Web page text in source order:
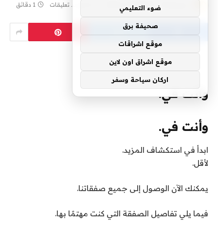
yaraa لا توجد تعليقات 1 دقائق
وأنت في.
وأنت في.
ابدأ في استكشاف المزيد.
لأقل.
يمكنك الآن الوصول إلى جميع صفقاتنا.
فيما يلي تفاصيل الصفقة التي كنت مهتمًا بها.
ضوء التعليمي
صحيفة برق
موقع اشراقات
موقع اشراق اون لاين
اركان سياحة وسفر